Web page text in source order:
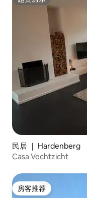
超赞房东
民居 ｜ Hardenberg
Casa Vechtzicht
房客推荐
房客推荐